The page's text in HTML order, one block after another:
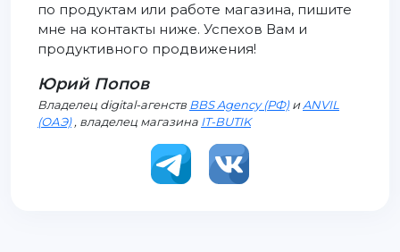
по продуктам или работе магазина, пишите
мне на контакты ниже. Успехов Вам и
продуктивного продвижения!
Юрий Попов
Владелец digital-агенств BBS Agency (РФ)иANVIL
(ОАЭ), владелец магазина IT-BUTIK